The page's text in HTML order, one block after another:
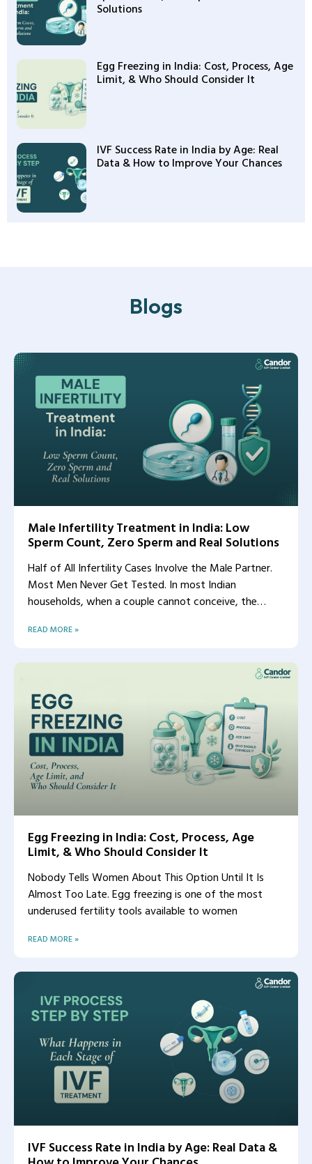
Solutions
Egg Freezing in India: Cost, Process, Age
Limit, & Who Should Consider It
IVF Success Rate in India by Age: Real
Data & How to Improve Your Chances
Blogs
Male Infertility Treatment in India: Low
Sperm Count, Zero Sperm and Real Solutions
Half of All Infertility Cases Involve the Male Partner.
Most Men Never Get Tested. In most Indian
households, when a couple cannot conceive, the
READ MORE »
Egg Freezing in India: Cost, Process, Age
Limit, & Who Should Consider It
Nobody Tells Women About This Option Until It Is
Almost Too Late. Egg freezing is one of the most
underused fertility tools available to women
READ MORE »
IVF Success Rate in India by Age: Real Data &